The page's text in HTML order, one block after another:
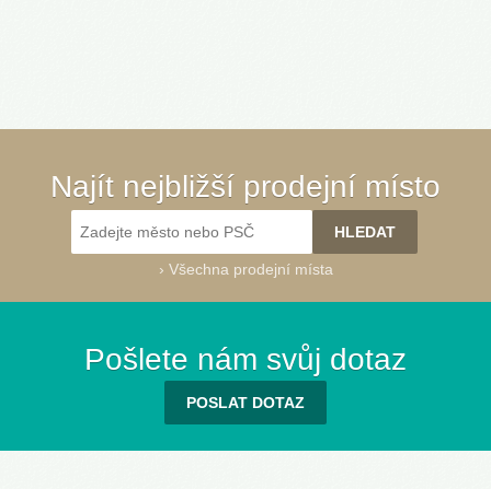
Najít nejbližší prodejní místo
› Všechna prodejní místa
Pošlete nám svůj dotaz
POSLAT DOTAZ